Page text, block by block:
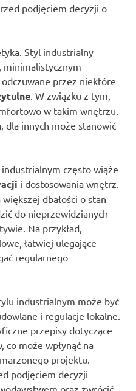
podjęciem decyzji o
Styl industrialny
minimalistycznym
przez niektóre
. W związku z tym,
w takim wnętrzu.
dla innych może stanowić
często wiąże
i dostosowania wnętrz.
dbałości o stan
do nieprzewidzianych
Na przykład,
łatwiej ulegające
regularnego
industrialnym może być
i regulacje lokalne.
przepisy dotyczące
co może wpłynąć na
projektu.
podjęciem decyzji
oraz zwrócić